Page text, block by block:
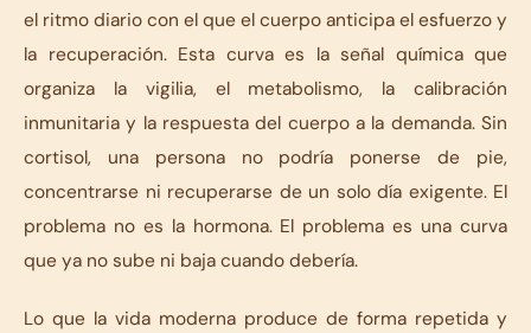
el ritmo diario con el que el cuerpo anticipa el esfuerzo y
la recuperación. Esta curva es la señal química que
organiza la vigilia, el metabolismo, la calibración
inmunitaria y la respuesta del cuerpo a la demanda. Sin
cortisol, una persona no podría ponerse de pie,
concentrarse ni recuperarse de un solo día exigente. El
problema no es la hormona. El problema es una curva
que ya no sube ni baja cuando debería.
Lo que la vida moderna produce de forma repetida y